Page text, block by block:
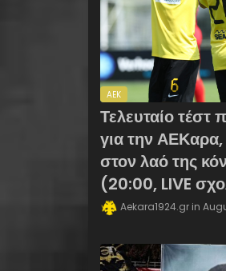
AEK
Τελευταίο τέστ
για την
στον λαό της
(20:00, LIVE
Aekara1924.gr